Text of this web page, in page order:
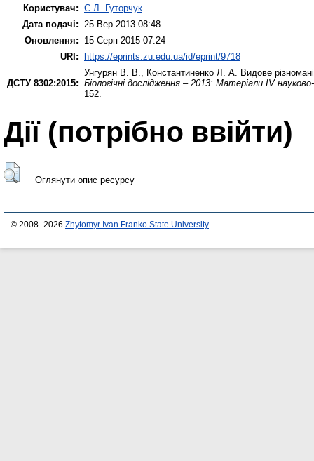
Користувач: С.Л. Гуторчук
Дата подачі:
25 Вер 2013 08:48
Оновлення:
15 Серп 2015 07:24
URI: https://eprints.zu.edu.ua/id/eprint/9718
ДСТУ 8302:2015:
Унгурян В. В. Константиненко Л. А. Видове
Біологічні дослідження – 2013: Матеріали IV
152.
Дії ​​(потрібно ввійти)
Оглянути опис ресурсу
© 2008–2026 Zhytomyr Ivan Franko State University